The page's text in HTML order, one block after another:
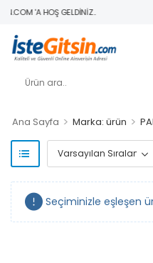
'A HOŞ GELDINIZ..
Ana Sayfa > Marka: ürün >
Seçiminizle eşleşen